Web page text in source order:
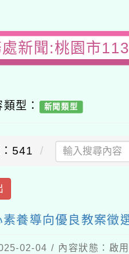
新聞:桃園市
型： 新聞類型
541
養導向優良教案徵
02-04 / 內容狀態：啟